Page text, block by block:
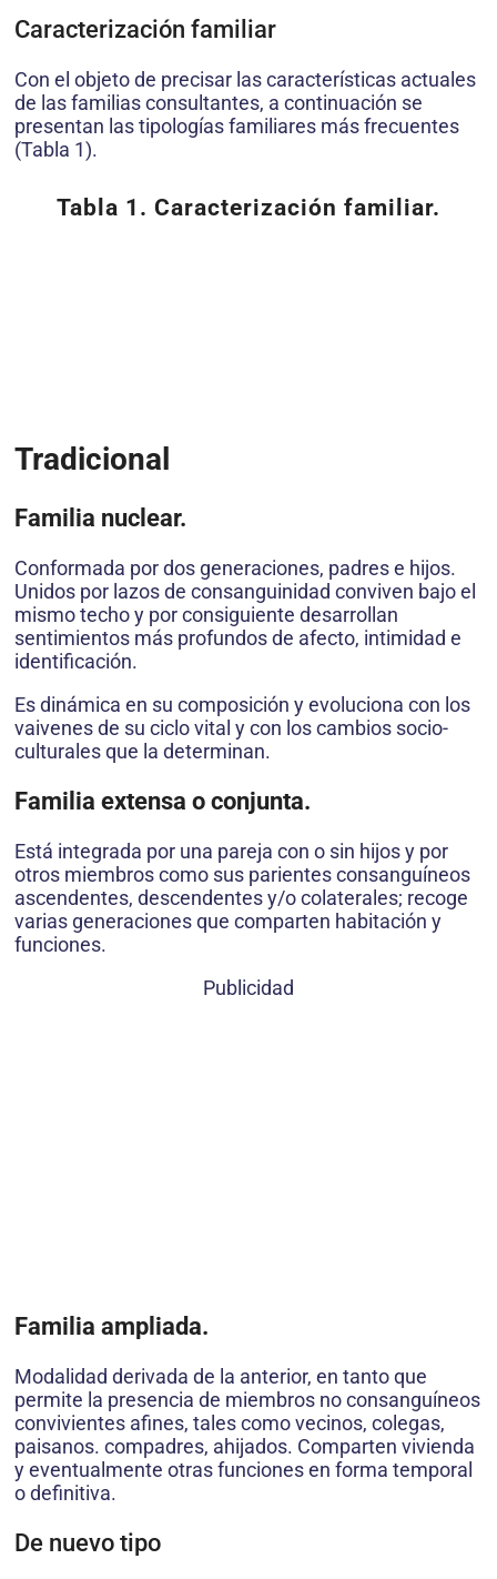
Caracterización familiar
Con el objeto de precisar las características actuales
de las familias consultantes, a continuación se
presentan las tipologías familiares más frecuentes
(Tabla 1).
Tabla 1. Caracterización familiar.
Tradicional
Familia nuclear.
Conformada por dos generaciones, padres e hijos.
Unidos por lazos de consanguinidad conviven bajo el
mismo techo y por consiguiente desarrollan
sentimientos más profundos de afecto, intimidad e
identificación.
Es dinámica en su composición y evoluciona con los
vaivenes de su ciclo vital y con los cambios socio-
culturales que la determinan.
Familia extensa o conjunta.
Está integrada por una pareja con o sin hijos y por
otros miembros como sus parientes consanguíneos
ascendentes, descendentes y/o colaterales; recoge
varias generaciones que comparten habitación y
funciones.
Publicidad
Familia ampliada.
Modalidad derivada de la anterior, en tanto que
permite la presencia de miembros no consanguíneos
convivientes afines, tales como vecinos, colegas,
paisanos. compadres, ahijados. Comparten vivienda
y eventualmente otras funciones en forma temporal
o definitiva.
De nuevo tipo